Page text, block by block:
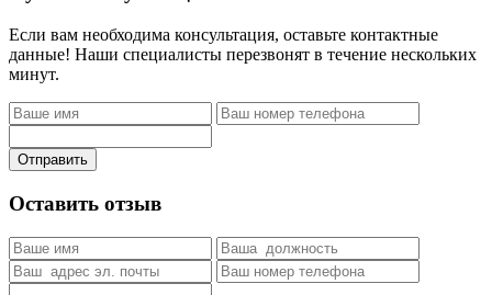
Если вам необходима консультация, оставьте контактные
данные! Наши специалисты перезвонят в течение нескольких
минут.
Отправить
Оставить отзыв